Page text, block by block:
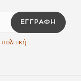
ΕΓΓΡΑΦΉ
πολιτική